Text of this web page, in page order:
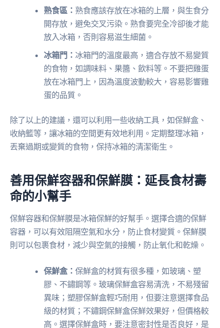
熟食區： 熟食應該存放在冰箱的上層，與生食分
開存放，避免交叉污染。熟食要完全冷卻後才能
放入冰箱，否則容易滋生細菌。
冰箱門： 冰箱門的溫度最高，適合存放不易變質
的食物，如調味料、果醬、飲料等。不要把雞蛋
放在冰箱門上，因為溫度波動較大，容易影響雞
蛋的品質。
除了以上的建議，還可以利用一些收納工具，如保鮮盒、
收納籃等，讓冰箱的空間更有效地利用。定期整理冰箱，
丟棄過期或變質的食物，保持冰箱的清潔衛生。
善用保鮮容器和保鮮膜：延長食材壽
命的小幫手
保鮮容器和保鮮膜是冰箱保鮮的好幫手。選擇合適的保鮮
容器，可以有效阻隔空氣和水分，防止食材變質。保鮮膜
則可以包裹食材，減少與空氣的接觸，防止氧化和乾燥。
保鮮盒：保鮮盒的材質有很多種，如玻璃、塑
膠、不鏽鋼等。玻璃保鮮盒容易清洗，不易殘留
異味；塑膠保鮮盒輕巧耐用，但要注意選擇食品
級的材質；不鏽鋼保鮮盒保鮮效果好，但價格較
高。選擇保鮮盒時，要注意密封性是否良好，是